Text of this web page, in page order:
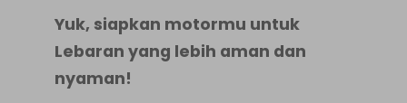
Yuk, siapkan motormu untuk
Lebaran yang lebih aman dan
nyaman!